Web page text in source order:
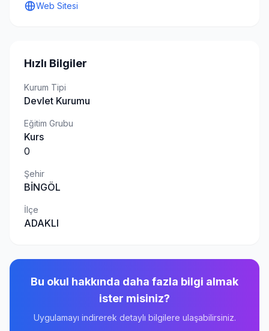
Web Sitesi
Hızlı Bilgiler
Kurum Tipi
Devlet Kurumu
Eğitim Grubu
Kurs
0
Şehir
BİNGÖL
İlçe
ADAKLI
Bu okul hakkında daha fazla bilgi almak
ister misiniz?
Uygulamayı indirerek detaylı bilgilere ulaşabilirsiniz.